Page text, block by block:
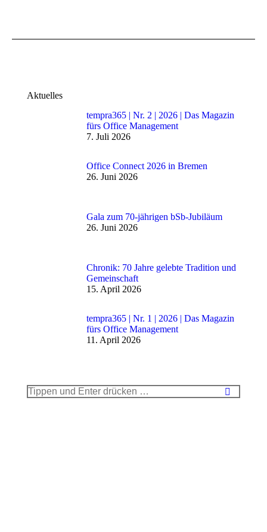
Aktuelles
tempra365 | Nr. 2 | 2026 | Das Magazin
fürs Office Management
7. Juli 2026
Office Connect 2026 in Bremen
26. Juni 2026
Gala zum 70-jährigen bSb-Jubiläum
26. Juni 2026
Chronik: 70 Jahre gelebte Tradition und
Gemeinschaft
15. April 2026
tempra365 | Nr. 1 | 2026 | Das Magazin
fürs Office Management
11. April 2026
Search: